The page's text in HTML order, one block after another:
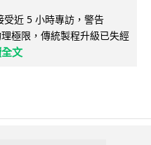
近 5 小時專訪，警告
極限，傳統製程升級已失經
文